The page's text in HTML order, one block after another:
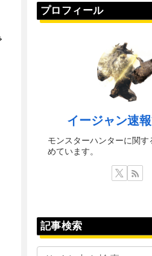
プロフィール
イージャン速
モンスターハンターに関す
めています。
記事検索